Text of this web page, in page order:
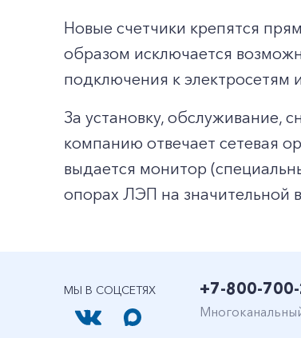
Новые счетчики крепятся
образом исключается
подключения к электросетям
За установку, обслуживание,
компанию отвечает сетевая
выдается монитор
опорах ЛЭП на значительной
МЫ В СОЦСЕТЯХ +7-800-